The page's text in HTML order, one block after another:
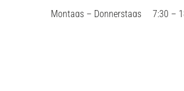
Montags – Donnerstags
7:30 –